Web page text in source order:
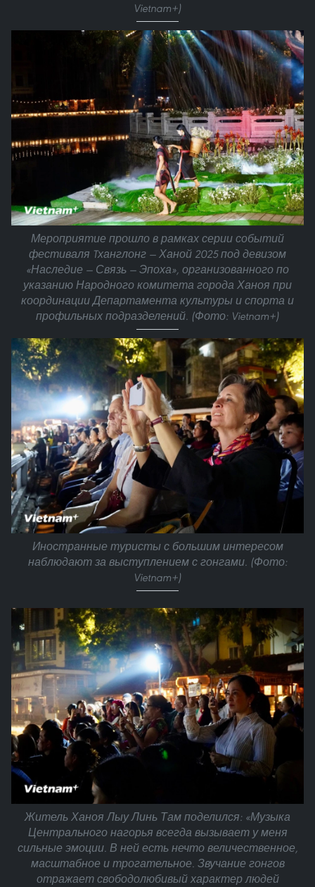
Vietnam+)
Мероприятие прошло в рамках серии событий
фестиваля Tханглонг — Ханой 2025 под девизом
«Наследие — Связь — Эпоха», организованного по
указанию Народного комитета города Ханоя при
координации Департамента культуры и спорта и
профильных подразделений. (Фото: Vietnam+)
Иностранные туристы с большим интересом
наблюдают за выступлением с гонгами. (Фото:
Vietnam+)
Житель Ханоя Лыу Линь Там поделился: «Музыка
Центрального нагорья всегда вызывает у меня
сильные эмоции. В ней есть нечто величественное,
масштабное и трогательное. Звучание гонгов
отражает свободолюбивый характер людей